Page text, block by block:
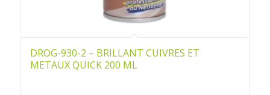
DROG-930-2 – BRILLANT CUIVRES ET
METAUX QUICK 200 ML